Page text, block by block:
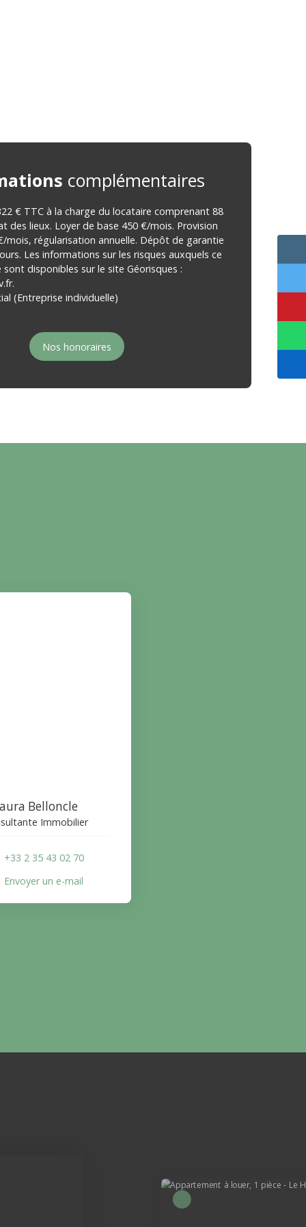
complémentaires
€ TTC à la charge du locataire comprenant 88
des lieux. Loyer de base 450 €/mois. Provision
mois, régularisation annuelle. Dépôt de garantie
Les informations sur les risques auxquels ce
disponibles sur le site Géorisques :
(Entreprise individuelle)
Nos honoraires
Belloncle
Immobilier
+33 2 35 43 02 70
Envoyer un e-mail